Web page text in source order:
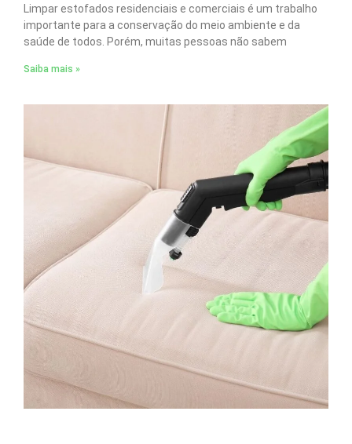
Limpar estofados residenciais e comerciais é um trabalho
importante para a conservação do meio ambiente e da
saúde de todos. Porém, muitas pessoas não sabem
Saiba mais »